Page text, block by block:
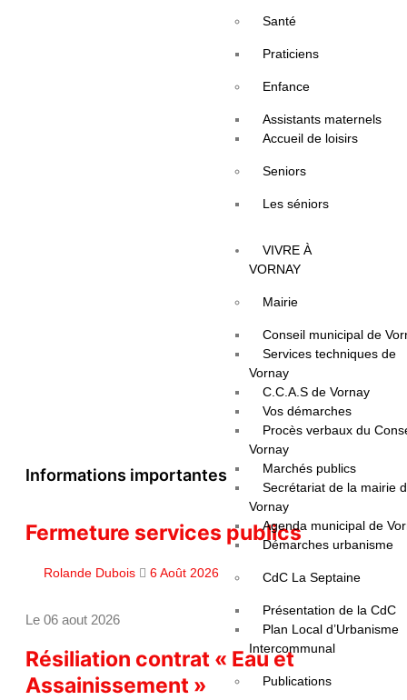
Santé
Praticiens
Enfance
Assistants maternels
Accueil de loisirs
Seniors
Les séniors
VIVRE À
VORNAY
Mairie
Conseil municipal de
Services techniques de
Vornay
C.C.A.S de Vornay
Vos démarches
Procès verbaux du
Vornay
Marchés publics
Secrétariat de la mairie
Vornay
Agenda municipal de
Démarches urbanisme
CdC La Septaine
Présentation de la CdC
Plan Local d’Urbanisme
Intercommunal
Publications
Informations importantes
Fermeture services publics
Rolande Dubois 6 Août 2026
Le 06 aout 2026
Résiliation contrat « Eau et
Assainissement »